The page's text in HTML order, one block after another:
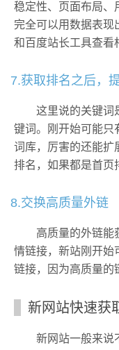
稳定性、页面布局、
完全可以用数据表现
和百度站长工具查看
7.获取排名之后，
这里说的关键词是
键词。刚开始可能只
词库，厉害的还能扩
排名，如果都是首页
8.交换高质量外链
高质量的外链能获
情链接，新站刚开始
链接，因为高质量的
新网站快速获
新网站一般来说不